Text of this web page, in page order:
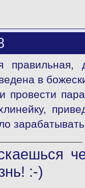
правильная,
в
провести
:-)